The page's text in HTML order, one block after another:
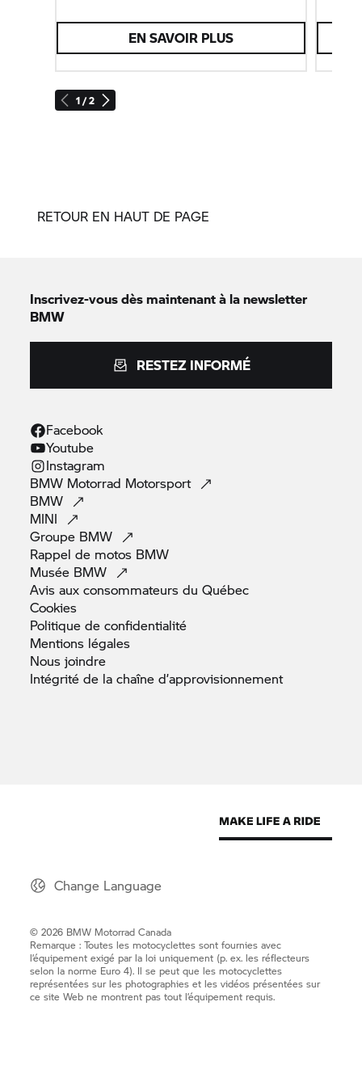
1 / 2
EN SAVOIR PLUS
RETOUR EN HAUT DE PAGE
Inscrivez-vous dès maintenant à la newsletter
BMW
RESTEZ INFORMÉ
Facebook
Youtube
Instagram
BMW Motorrad Motorsport
BMW
MINI
Groupe BMW
Rappel de motos BMW
Musée BMW
Avis aux consommateurs duQuébec
Cookies
Politique deconfidentialité
Mentions légales
Nousjoindre
Intégrité de la chaîned’approvisionnement
Change Language
© 2026 BMW Motorrad Canada
Remarque : Toutes les motocyclettes sont fournies avec
l’équipement exigé par la loi uniquement (p. ex. les réflecteurs
selon la norme Euro 4). Il se peut que les motocyclettes
représentées sur les photographies et les vidéos présentées sur
ce site Web ne montrent pas tout l’équipement requis.